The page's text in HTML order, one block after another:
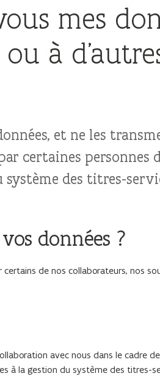
mes
à
et ne les
certaines personnes
des titres-
données ?
de nos collaborateurs, nos
avec nous dans le cadre
à la gestion du système des titres-